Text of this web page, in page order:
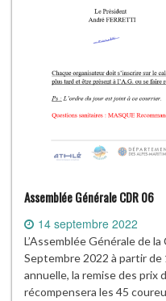
Assemblée Générale CDR 06
14 septembre 2022
L’Assemblée Générale de
Septembre 2022 à partir
annuelle, la remise des prix
récompensera les 45